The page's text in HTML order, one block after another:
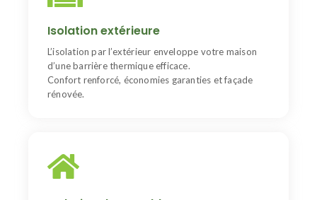
Isolation extérieure
L’isolation par l’extérieur enveloppe votre maison
d’une barrière thermique efficace.
Confort renforcé, économies garanties et façade
rénovée.
améliore l’isolation globale du logement.
en donnant un coup de neuf à votre maison.